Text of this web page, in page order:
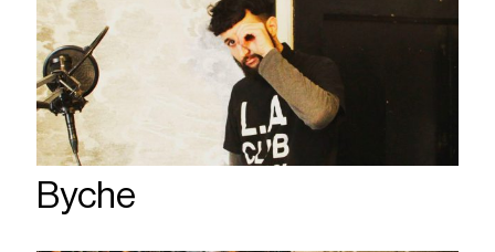
Byche